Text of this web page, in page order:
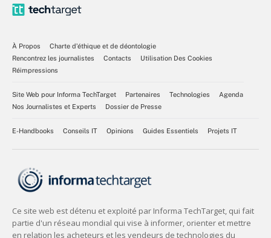
À Propos
Charte d’éthique et de déontologie
Rencontrez les journalistes
Contacts
Utilisation Des Cookies
Réimpressions
Site Web pour Informa TechTarget Partenaires Technologies
Agenda
Nos Journalistes et Experts
Dossier de Presse
E-Handbooks Conseils IT Opinions Guides Essentiels Projets IT